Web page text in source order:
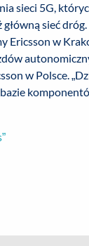
sieci 5G,
sieć
Ericsson w
w Polsce.